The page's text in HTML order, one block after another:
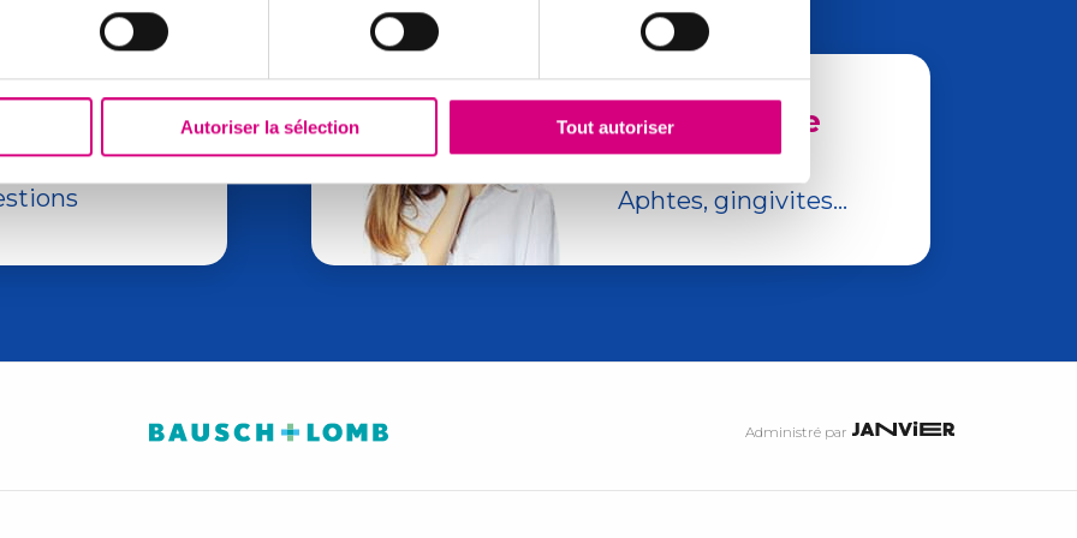
Autoriser la sélection Tout autoriserLes maux de
bouches
Aphtes, gingivites...
Administré par